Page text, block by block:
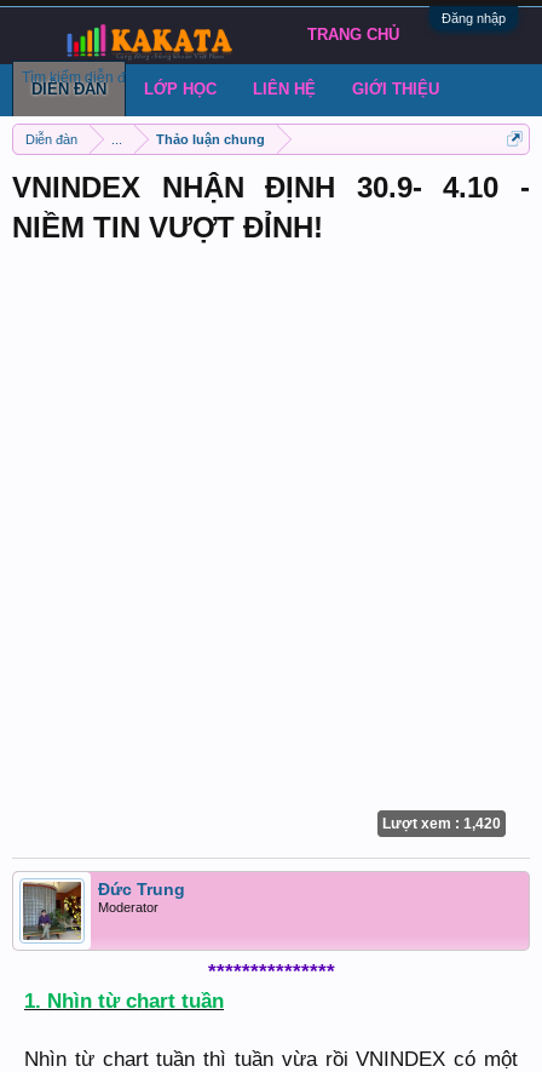
Đăng nhập
Diễn đàn Thảo luận chung
VNINDEX NHẬN ĐỊNH 30.9- 4.10 -
NIỀM TIN VƯỢT ĐỈNH!
Lượt xem : 1,420
Đức Trung
Moderator
***************
1. Nhìn từ chart tuần
Nhìn từ chart tuần thì tuần vừa rồi VNINDEX có một
TRANG CHỦ
DIỄN ĐÀN
Tìm kiếm diễn đàn Bài viết gần đây Đăng chủ đề
LỚP HỌC LIÊN HỆ GIỚI THIỆU